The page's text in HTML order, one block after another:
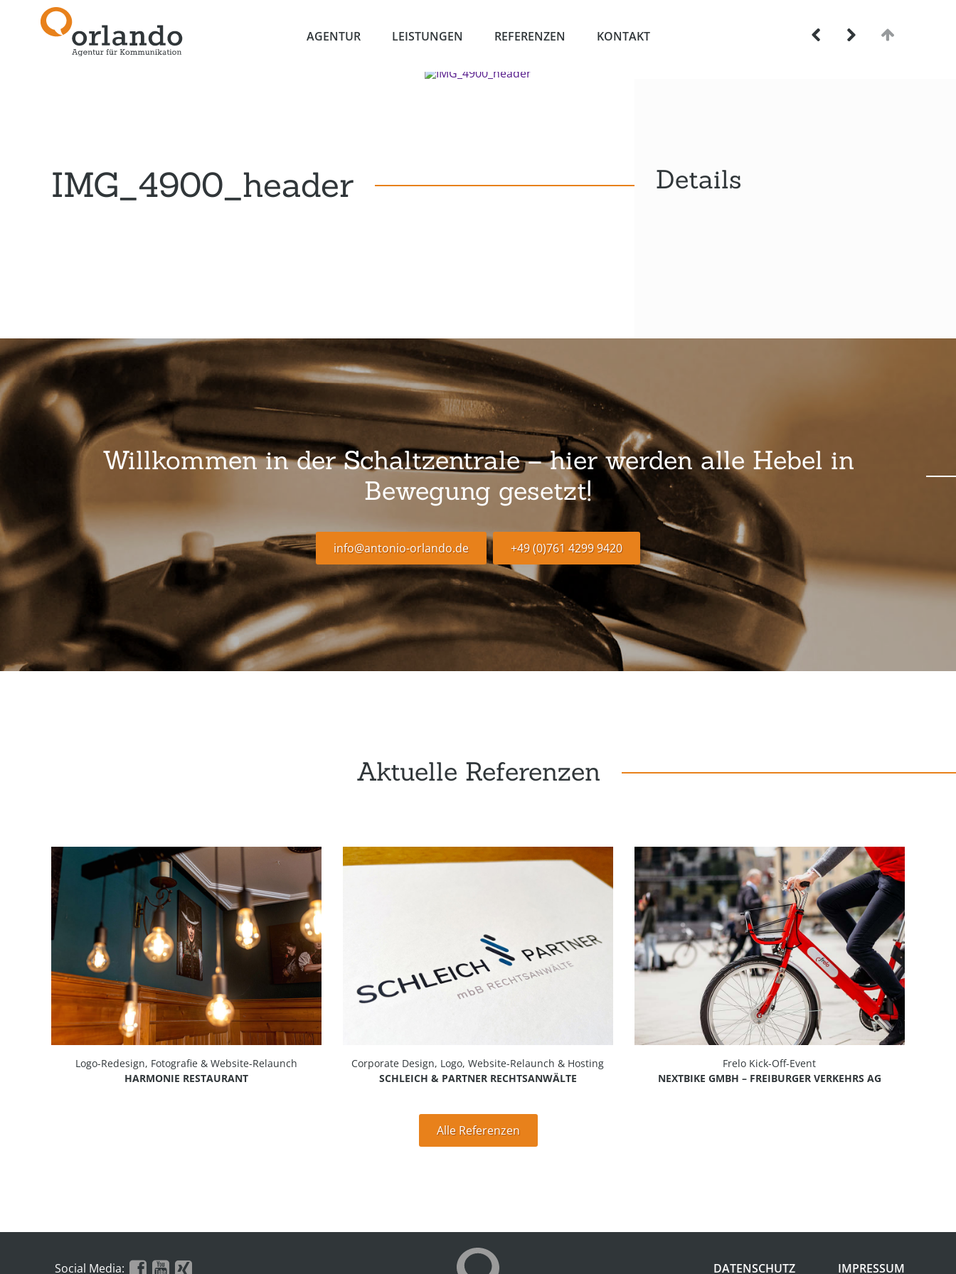
AGENTUR LEISTUNGEN REFERENZEN KONTAKT
IMG_4900_header Details
Willkommen in der Schaltzentrale – hier werden alle Hebel in
Bewegung gesetzt!
info@antonio-orlando.de +49 (0)761 4299 9420
Aktuelle Referenzen
Logo-Redesign, Fotografie & Website-Relaunch
HARMONIE RESTAURANT
Corporate Design, Logo, Website-Relaunch & Hosting
SCHLEICH & PARTNER RECHTSANWÄLTE
Frelo Kick-Off-Event
NEXTBIKE GMBH – FREIBURGER VERKEHRS AG
Alle Referenzen
Social Media: DATENSCHUTZ IMPRESSUM